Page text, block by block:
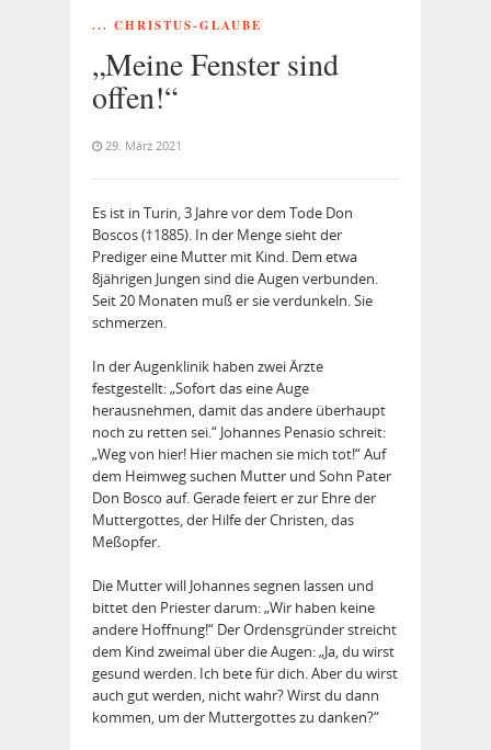
... CHRISTUS-GLAUBE
„Meine Fenster sind
offen!“
29. März 2021
Es ist in Turin, 3 Jahre vor dem Tode Don
Boscos (†1885). In der Menge sieht der
Prediger eine Mutter mit Kind. Dem etwa
8jährigen Jungen sind die Augen verbunden.
Seit 20 Monaten muß er sie verdunkeln. Sie
schmerzen.
In der Augenklinik haben zwei Ärzte
festgestellt: „Sofort das eine Auge
herausnehmen, damit das andere überhaupt
noch zu retten sei.“ Johannes Penasio schreit:
„Weg von hier! Hier machen sie mich tot!“ Auf
dem Heimweg suchen Mutter und Sohn Pater
Don Bosco auf. Gerade feiert er zur Ehre der
Muttergottes, der Hilfe der Christen, das
Meßopfer.
Die Mutter will Johannes segnen lassen und
bittet den Priester darum: „Wir haben keine
andere Hoffnung!“ Der Ordensgründer streicht
dem Kind zweimal über die Augen: „Ja, du wirst
gesund werden. Ich bete für dich. Aber du wirst
auch gut werden, nicht wahr? Wirst du dann
kommen, um der Muttergottes zu danken?“